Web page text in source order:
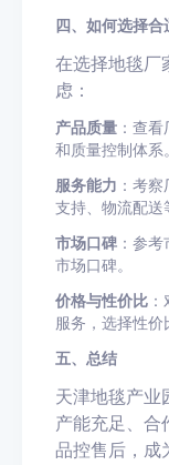
四、如何选择
在选择地毯厂
虑：
产品质量 ：查
和质量控制体系。
服务能力 ：考
支持、物流配送
市场口碑 ：参
市场口碑。
价格与性价比
服务，选择性价
五、总结
天津地毯产业
产能充足、合
品控售后，成